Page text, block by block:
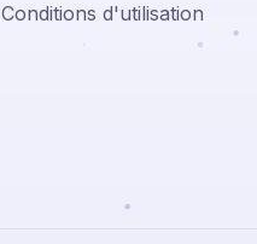
Conditions d'utilisation